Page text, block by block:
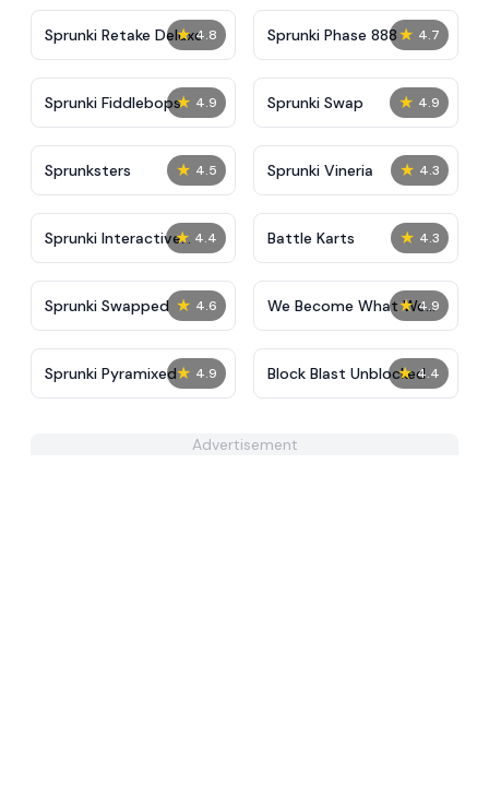
★ 4.8
Sprunki Retake Deluxe ★ 4.7
Sprunki Phase 888
★ 4.9
Sprunki Fiddlebops ★ 4.9
Sprunki Swap
★ 4.5
Sprunksters ★ 4.3
Sprunki Vineria
★ 4.4
Sprunki Interactive
Tunner
★ 4.3
Battle Karts
★ 4.6
Sprunki Swapped ★ 4.9
We Become What We
Behold
★ 4.9
Sprunki Pyramixed ★ 4.4
Block Blast Unblocked
Advertisement